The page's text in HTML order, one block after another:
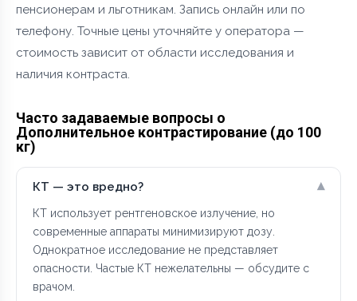
пенсионерам и льготникам. Запись онлайн или по
телефону. Точные цены уточняйте у оператора —
стоимость зависит от области исследования и
наличия контраста.
Часто задаваемые вопросы о
Дополнительное контрастирование (до 100
кг)
КТ — это вредно? ▾
КТ использует рентгеновское излучение, но
современные аппараты минимизируют дозу.
Однократное исследование не представляет
опасности. Частые КТ нежелательны — обсудите с
врачом.